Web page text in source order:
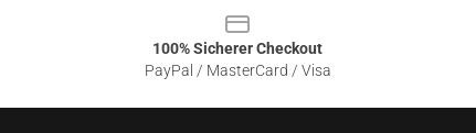
100% Sicherer Checkout
PayPal / MasterCard / Visa